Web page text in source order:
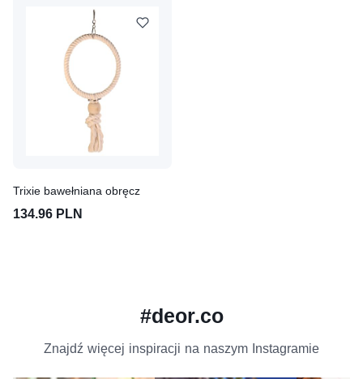
Trixie bawełniana obręcz
134.96 PLN
#deor.co
Znajdź więcej inspiracji na naszym Instagramie